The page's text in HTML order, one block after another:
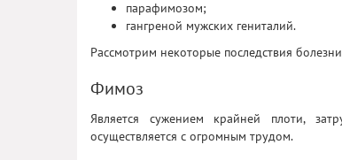
парафимозом;
гангреной мужских гениталий.
Рассмотрим некоторые последствия
Фимоз
Является сужением крайней плоти,
осуществляется с огромным трудом.